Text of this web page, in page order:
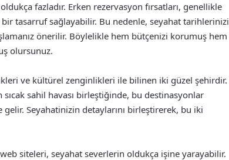
fazladır. Erken rezervasyon fırsatları, genellikle
bir tasarruf sağlayabilir. Bu nedenle, seyahat tarihlerinizi
önerilir. Böylelikle hem bütçenizi korumuş hem
olursunuz.
ve kültürel zenginlikleri ile bilinen iki güzel şehirdir.
sahil havası birleştiğinde, bu destinasyonlar
Seyahatinizin detaylarını birleştirerek, bu iki
siteleri, seyahat severlerin oldukça işine yarayabilir.